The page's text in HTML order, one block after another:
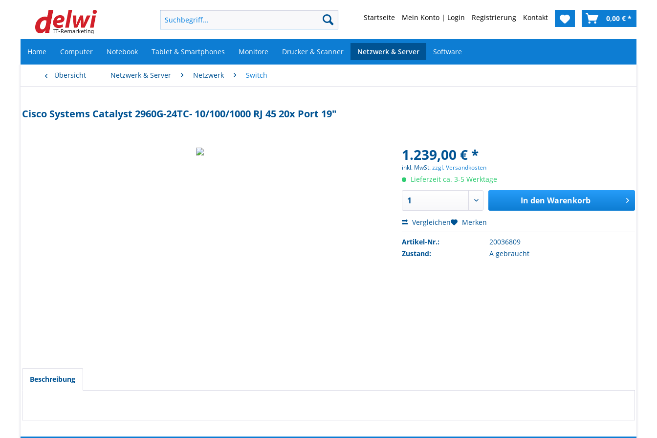
Startseite Mein Konto | Login Registrierung Kontakt 0,00 € *
Home Computer Notebook Tablet & Smartphones Monitore Drucker & Scanner Netzwerk & Server Software
Übersicht Netzwerk & Server Netzwerk Switch
Cisco Systems Catalyst 2960G-24TC- 10/100/1000 RJ 45 20x Port 19"
1.239,00 € *
inkl. MwSt.zzgl. Versandkosten
Lieferzeit ca. 3-5 Werktage
In den Warenkorb
Vergleichen Merken
Artikel-Nr.:
20036809
Zustand:
A gebraucht
Beschreibung